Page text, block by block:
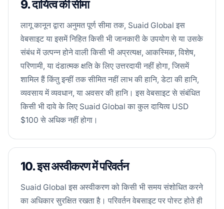
9. दायित्व की सीमा
लागू कानून द्वारा अनुमत पूर्ण सीमा तक, Suaid Global इस
वेबसाइट या इसमें निहित किसी भी जानकारी के उपयोग से या उसके
संबंध में उत्पन्न होने वाली किसी भी अप्रत्यक्ष, आकस्मिक, विशेष,
परिणामी, या दंडात्मक क्षति के लिए उत्तरदायी नहीं होगा, जिसमें
शामिल हैं किंतु इन्हीं तक सीमित नहीं लाभ की हानि, डेटा की हानि,
व्यवसाय में व्यवधान, या अवसर की हानि। इस वेबसाइट से संबंधित
किसी भी दावे के लिए Suaid Global का कुल दायित्व USD
$100 से अधिक नहीं होगा।
10. इस अस्वीकरण में परिवर्तन
Suaid Global इस अस्वीकरण को किसी भी समय संशोधित करने
का अधिकार सुरक्षित रखता है। परिवर्तन वेबसाइट पर पोस्ट होते ही